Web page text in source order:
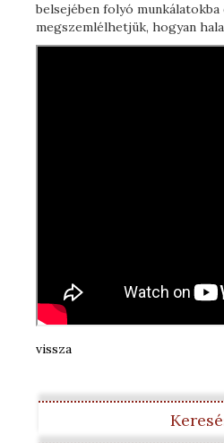
belsejében folyó
megszemlélhetjük, hogyan
vissza